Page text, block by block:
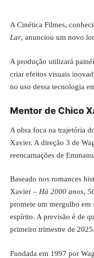
A Cinética Filmes,
Lar, anunciou um novo
A produção utilizará
criar efeitos visuais
no uso dessa tecnologia
Mentor de Chico
A obra foca na trajetória
Xavier. A direção 3 de
reencarnações de
Baseado nos romances
Xavier – Há 2000 anos,
promete um mergulho em
espírito. A previsão é de
primeiro trimestre de 2025.
Fundada em 1997 por